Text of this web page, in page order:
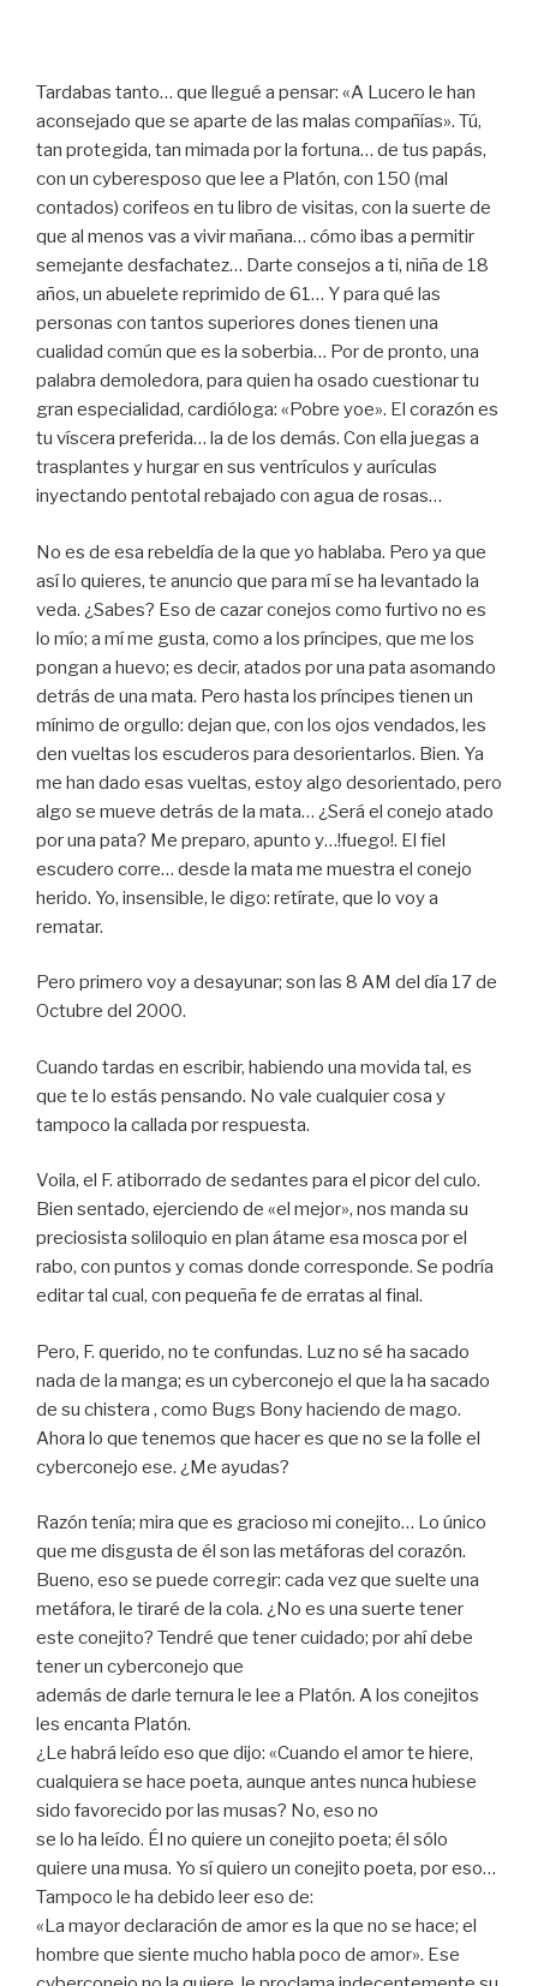
Tardabas tanto… que llegué a pensar: «A Lucero le han
aconsejado que se aparte de las malas compañías». Tú,
tan protegida, tan mimada por la fortuna… de tus papás,
con un cyberesposo que lee a Platón, con 150 (mal
contados) corifeos en tu libro de visitas, con la suerte de
que al menos vas a vivir mañana… cómo ibas a permitir
semejante desfachatez… Darte consejos a ti, niña de 18
años, un abuelete reprimido de 61… Y para qué las
personas con tantos superiores dones tienen una
cualidad común que es la soberbia… Por de pronto, una
palabra demoledora, para quien ha osado cuestionar tu
gran especialidad, cardióloga: «Pobre yoe». El corazón es
tu víscera preferida… la de los demás. Con ella juegas a
trasplantes y hurgar en sus ventrículos y aurículas
inyectando pentotal rebajado con agua de rosas…
No es de esa rebeldía de la que yo hablaba. Pero ya que
así lo quieres, te anuncio que para mí se ha levantado la
veda. ¿Sabes? Eso de cazar conejos como furtivo no es
lo mío; a mí me gusta, como a los príncipes, que me los
pongan a huevo; es decir, atados por una pata asomando
detrás de una mata. Pero hasta los príncipes tienen un
mínimo de orgullo: dejan que, con los ojos vendados, les
den vueltas los escuderos para desorientarlos. Bien. Ya
me han dado esas vueltas, estoy algo desorientado, pero
algo se mueve detrás de la mata… ¿Será el conejo atado
por una pata? Me preparo, apunto y…!fuego!. El fiel
escudero corre… desde la mata me muestra el conejo
herido. Yo, insensible, le digo: retírate, que lo voy a
rematar.
Pero primero voy a desayunar; son las 8 AM del día 17 de
Octubre del 2000.
Cuando tardas en escribir, habiendo una movida tal, es
que te lo estás pensando. No vale cualquier cosa y
tampoco la callada por respuesta.
Voila, el F. atiborrado de sedantes para el picor del culo.
Bien sentado, ejerciendo de «el mejor», nos manda su
preciosista soliloquio en plan átame esa mosca por el
rabo, con puntos y comas donde corresponde. Se podría
editar tal cual, con pequeña fe de erratas al final.
Pero, F. querido, no te confundas. Luz no sé ha sacado
nada de la manga; es un cyberconejo el que la ha sacado
de su chistera , como Bugs Bony haciendo de mago.
Ahora lo que tenemos que hacer es que no se la folle el
cyberconejo ese. ¿Me ayudas?
Razón tenía; mira que es gracioso mi conejito… Lo único
que me disgusta de él son las metáforas del corazón.
Bueno, eso se puede corregir: cada vez que suelte una
metáfora, le tiraré de la cola. ¿No es una suerte tener
este conejito? Tendré que tener cuidado; por ahí debe
tener un cyberconejo que
además de darle ternura le lee a Platón. A los conejitos
les encanta Platón.
¿Le habrá leído eso que dijo: «Cuando el amor te hiere,
cualquiera se hace poeta, aunque antes nunca hubiese
sido favorecido por las musas? No, eso no
se lo ha leído. Él no quiere un conejito poeta; él sólo
quiere una musa. Yo sí quiero un conejito poeta, por eso…
Tampoco le ha debido leer eso de:
«La mayor declaración de amor es la que no se hace; el
hombre que siente mucho habla poco de amor». Ese